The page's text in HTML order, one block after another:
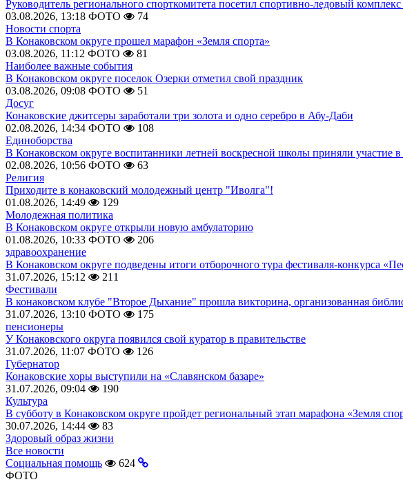
Руководитель регионального спорткомитета посетил спортивно-ледовый
03.08.2026, 13:18 ФОТО
74
Новости спорта
В Конаковском округе прошел марафон «Земля спорта»
03.08.2026, 11:12 ФОТО
81
Наиболее важные события
В Конаковском округе поселок Озерки отметил свой праздник
03.08.2026, 09:08 ФОТО
51
Досуг
Конаковские джитсеры заработали три золота и одно серебро в Абу-Даби
02.08.2026, 14:34 ФОТО
108
Единоборства
В Конаковском округе воспитанники летней воскресной школы приняли участие
02.08.2026, 10:56 ФОТО
63
Религия
Приходите в конаковский молодежный центр "Иволга"!
01.08.2026, 14:49
129
Молодежная политика
В Конаковском округе открыли новую амбулаторию
01.08.2026, 10:33 ФОТО
206
здравоохранение
В Конаковском округе подведены итоги отборочного тура фестиваля-конкурса
31.07.2026, 15:12
211
Фестивали
В конаковском клубе "Второе Дыхание" прошла викторина, организованная
31.07.2026, 13:10 ФОТО
175
пенсионеры
У Конаковского округа появился свой куратор в правительстве
31.07.2026, 11:07 ФОТО
126
Губернатор
Конаковские хоры выступили на «Славянском базаре»
31.07.2026, 09:04
190
Культура
В субботу в Конаковском округе пройдет региональный этап марафона «Земля
30.07.2026, 14:44
83
Здоровый образ жизни
Все новости
Социальная помощь
624
ФОТО